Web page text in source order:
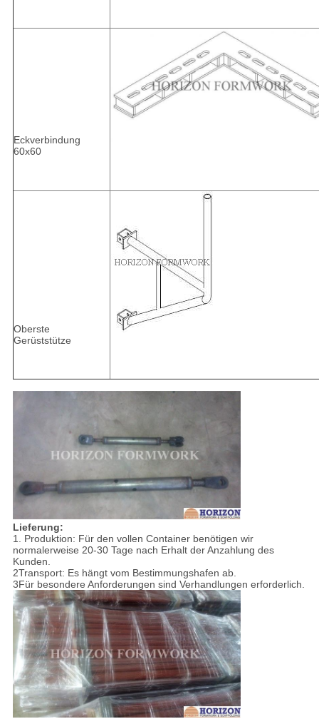
Eckverbindung
60x60
Oberste
Gerüststütze
Lieferung:
1. Produktion: Für den vollen Container benötigen wir
normalerweise 20-30 Tage nach Erhalt der Anzahlung des
Kunden.
2Transport: Es hängt vom Bestimmungshafen ab.
3Für besondere Anforderungen sind Verhandlungen erforderlich.